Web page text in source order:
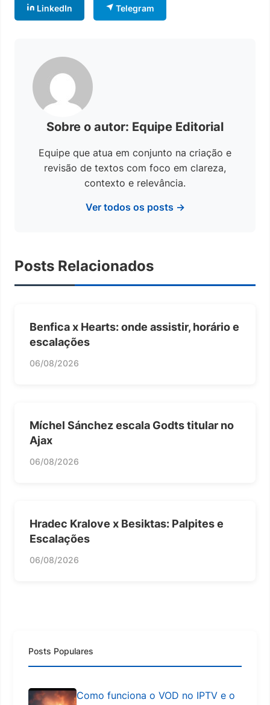
LinkedIn Telegram
Sobre o autor: Equipe Editorial
Equipe que atua em conjunto na criação e
revisão de textos com foco em clareza,
contexto e relevância.
Ver todos os posts →
Posts Relacionados
Benfica x Hearts: onde assistir, horário e
escalações
06/08/2026
Míchel Sánchez escala Godts titular no
Ajax
06/08/2026
Hradec Kralove x Besiktas: Palpites e
Escalações
06/08/2026
Posts Populares
Como funciona o VOD no IPTV e o